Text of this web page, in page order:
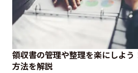
領収書の管理や整理を楽にしよ
方法を解説